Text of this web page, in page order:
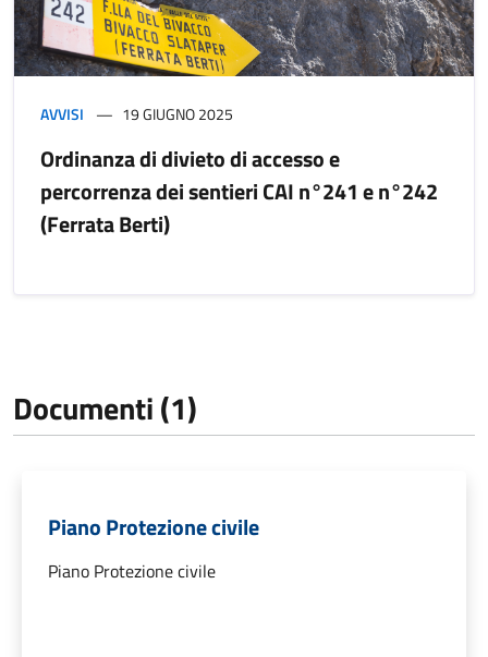
AVVISI 19 GIUGNO 2025
Ordinanza di divieto di accesso e
percorrenza dei sentieri CAI n°241 e n°242
(Ferrata Berti)
Documenti (1)
Piano Protezione civile
Piano Protezione civile